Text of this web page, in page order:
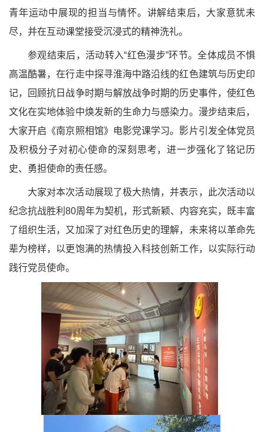
青年运动中展现的担当与情怀。讲解结束后，大家意犹未
尽，并在互动课堂接受沉浸式的精神洗礼。
参观结束后，活动转入“红色漫步”环节。全体成员不惧
高温酷暑，在行走中探寻淮海中路沿线的红色建筑与历史印
记，回顾抗日战争时期与解放战争时期的历史事件，使红色
文化在实地体验中焕发新的生命力与感染力。漫步结束后，
大家开启《南京照相馆》电影党课学习。影片引发全体党员
及积极分子对初心使命的深刻思考，进一步强化了铭记历
史、勇担使命的责任感。
大家对本次活动展现了极大热情，并表示，此次活动以
纪念抗战胜利80周年为契机，形式新颖、内容充实，既丰富
了组织生活，又加深了对红色历史的理解，未来将以革命先
辈为榜样，以更饱满的热情投入科技创新工作，以实际行动
践行党员使命。